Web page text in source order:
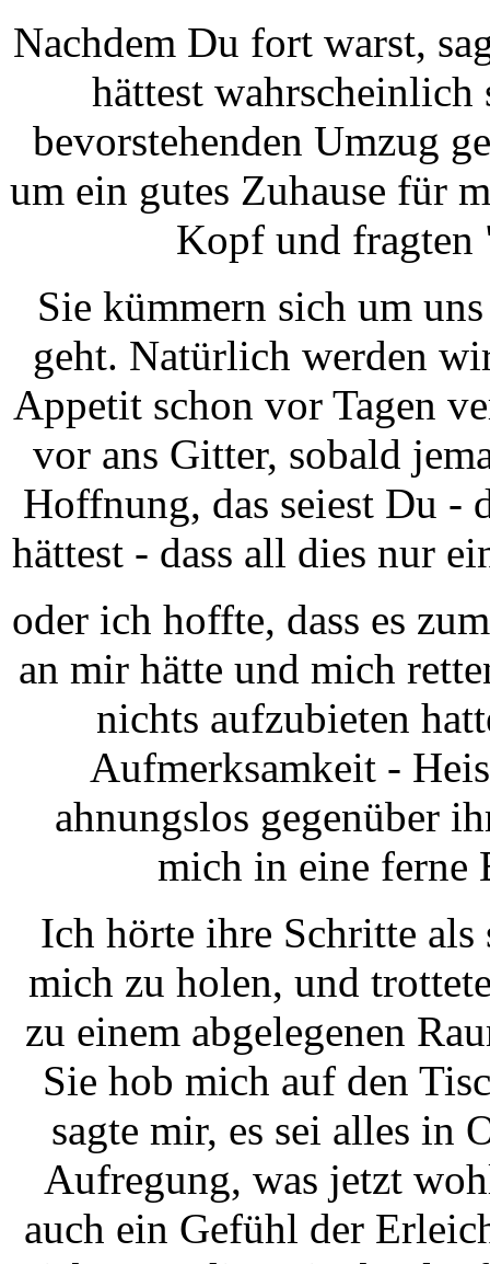
Nachdem Du fort warst,
hättest
bevorstehenden Umzug
um ein gutes Zuhause für
Kopf und fragten
Sie kümmern sich um
geht. Natürlich werden
Appetit schon vor Tagen
vor ans Gitter, sobald
Hoffnung, das seiest Du -
hättest - dass all dies nur
oder ich hoffte, dass es
an mir hätte und mich
nichts aufzubieten
Aufmerksamkeit -
ahnungslos gegenüber
mich in eine ferne
Ich hörte ihre Schritte als
mich zu holen, und
zu einem abgelegenen
Sie hob mich auf den
sagte mir, es sei alles in
Aufregung, was jetzt
auch ein Gefühl der